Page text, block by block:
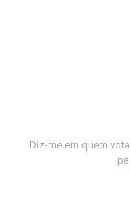
Diz-me em quem